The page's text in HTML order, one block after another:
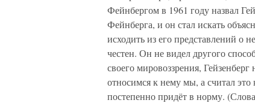
Фейнбергом в 1961 году назвал
Фейнберга, и он стал искать
исходить из его представлений о
честен. Он не видел другого
своего мировоззрения,
относимся к нему мы, а считал
постепенно придёт в норму.